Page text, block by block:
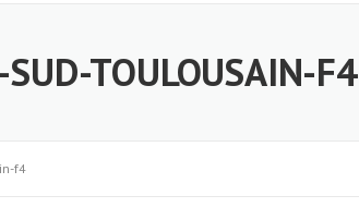
TOULOUSAIN-F4
f4